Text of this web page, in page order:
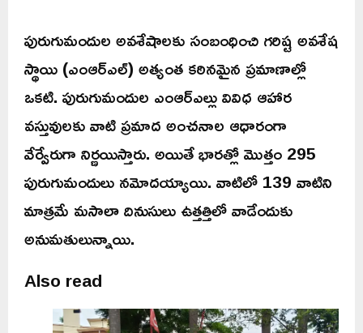
పురుగుమందుల అవశేషాలకు సంబంధించి గరిష్ట అవశేష
స్థాయి (ఎంఆర్ఎల్) అత్యంత కఠినమైన ప్రమాణాల్లో
ఒకటి. పురుగుమందుల ఎంఆర్ఎల్లు వివిధ ఆహార
వస్తువులకు వాటి ప్రమాద అంచనాల ఆధారంగా
వేర్వేరుగా నిర్ణయిస్తారు. అయితే భారత్లో మొత్తం 295
పురుగుమందులు నమోదయ్యాయి. వాటిలో 139 వాటిని
మాత్రమే మసాలా దినుసులు ఉత్తత్తిలో వాడేందుకు
అనుమతులున్నాయి.
Also read